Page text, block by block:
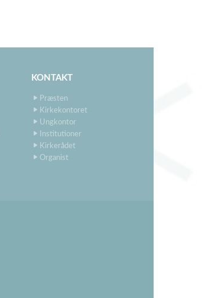
KONTAKT
Præsten
Kirkekontoret
Ungkontor
Institutioner
Kirkerådet
Organist